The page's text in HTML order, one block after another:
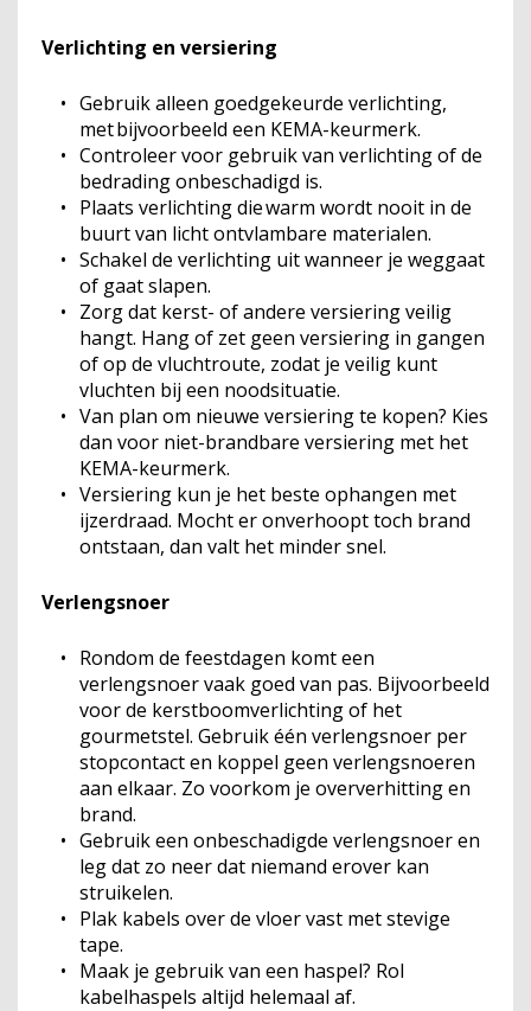
Verlichting en versiering
Gebruik alleen goedgekeurde verlichting,
met bijvoorbeeld een KEMA-keurmerk.
Controleer voor gebruik van verlichting of de
bedrading onbeschadigd is.
Plaats verlichting die warm wordt nooit in de
buurt van licht ontvlambare materialen.
Schakel de verlichting uit wanneer je weggaat
of gaat slapen.
Zorg dat kerst- of andere versiering veilig
hangt. Hang of zet geen versiering in gangen
of op de vluchtroute, zodat je veilig kunt
vluchten bij een noodsituatie.
Van plan om nieuwe versiering te kopen? Kies
dan voor niet-brandbare versiering met het
KEMA-keurmerk.
Versiering kun je het beste ophangen met
ijzerdraad. Mocht er onverhoopt toch brand
ontstaan, dan valt het minder snel.
Verlengsnoer
Rondom de feestdagen komt een
verlengsnoer vaak goed van pas. Bijvoorbeeld
voor de kerstboomverlichting of het
gourmetstel. Gebruik één verlengsnoer per
stopcontact en koppel geen verlengsnoeren
aan elkaar. Zo voorkom je oververhitting en
brand.
Gebruik een onbeschadigde verlengsnoer en
leg dat zo neer dat niemand erover kan
struikelen.
Plak kabels over de vloer vast met stevige
tape.
Maak je gebruik van een haspel? Rol
kabelhaspels altijd helemaal af.